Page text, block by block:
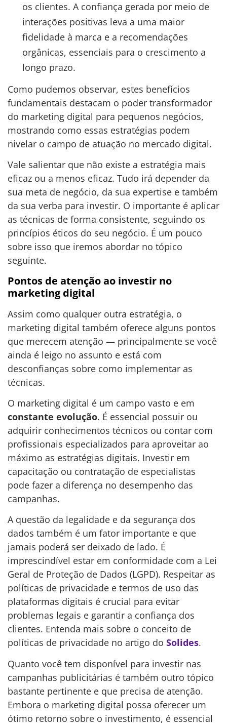
os clientes. A confiança gerada por meio de
interações positivas leva a uma maior
fidelidade à marca e a recomendações
orgânicas, essenciais para o crescimento a
longo prazo.
Como pudemos observar, estes benefícios
fundamentais destacam o poder transformador
do marketing digital para pequenos negócios,
mostrando como essas estratégias podem
nivelar o campo de atuação no mercado digital.
Vale salientar que não existe a estratégia mais
eficaz ou a menos eficaz. Tudo irá depender da
sua meta de negócio, da sua expertise e também
da sua verba para investir. O importante é aplicar
as técnicas de forma consistente, seguindo os
princípios éticos do seu negócio. É um pouco
sobre isso que iremos abordar no tópico
seguinte.
Pontos de atenção ao investir no
marketing digital
Assim como qualquer outra estratégia, o
marketing digital também oferece alguns pontos
que merecem atenção — principalmente se você
ainda é leigo no assunto e está com
desconfianças sobre como implementar as
técnicas.
O marketing digital é um campo vasto e em
constante evolução. É essencial possuir ou
adquirir conhecimentos técnicos ou contar com
profissionais especializados para aproveitar ao
máximo as estratégias digitais. Investir em
capacitação ou contratação de especialistas
pode fazer a diferença no desempenho das
campanhas.
A questão da legalidade e da segurança dos
dados também é um fator importante e que
jamais poderá ser deixado de lado. É
imprescindível estar em conformidade com a Lei
Geral de Proteção de Dados (LGPD). Respeitar as
políticas de privacidade e termos de uso das
plataformas digitais é crucial para evitar
problemas legais e garantir a confiança dos
clientes. Entenda mais sobre o conceito de
políticas de privacidade no artigo do Solides.
Quanto você tem disponível para investir nas
campanhas publicitárias é também outro tópico
bastante pertinente e que precisa de atenção.
Embora o marketing digital possa oferecer um
ótimo retorno sobre o investimento, é essencial